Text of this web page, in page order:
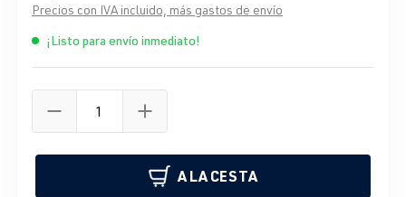
Precios con IVA incluido, más gastos de envío
¡Listo para envío inmediato!
A LA CESTA